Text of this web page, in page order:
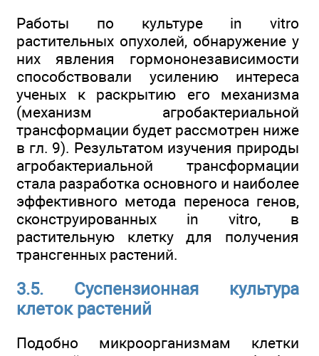
Работы по культуре in vitro
растительных опухолей, обнаружение у
них явления гормононезависимости
способствовали усилению интереса
ученых к раскрытию его механизма
(механизм агробактериальной
трансформации будет рассмотрен ниже
в гл. 9). Результатом изучения природы
агробактериальной трансформации
стала разработка основного и наиболее
эффективного метода переноса генов,
сконструированных in vitro, в
растительную клетку для получения
трансгенных растений.
3.5. Суспензионная культура
клеток растений
Подобно микроорганизмам клетки